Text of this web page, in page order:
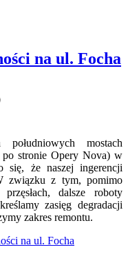
na ul. Focha
mostach
stronie Opery Nova) w
się, że naszej ingerencji
związku z tym, pomimo
dalsze roboty
zasięg degradacji
zakres remontu.
na ul. Focha